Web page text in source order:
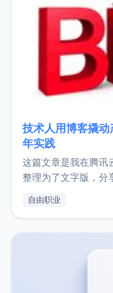
技术人用博客撬动
年实践
这篇文章是我在腾讯
整理为了文字版，分
了我的首个产品
自由职业